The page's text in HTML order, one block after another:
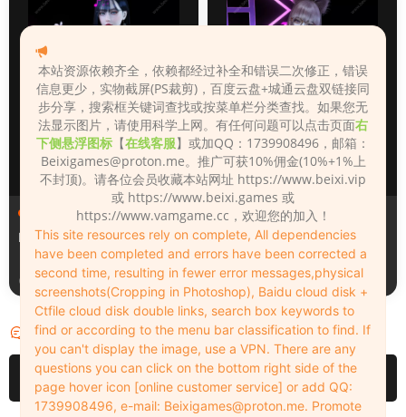
人物（Looks）
Monica_2_2_2
11小时前
人物（Looks）
Lizhen2025
1天前
评论 0
请先登录
本站资源依赖齐全，依赖都经过补全和错误二次修正，错误
信息更少，实物截屏(PS裁剪)，百度云盘+城通云盘双链接同
步分享，搜索框关键词查找或按菜单栏分类查找。如果您无
法显示图片，请使用科学上网。有任何问题可以点击页面右
下侧悬浮图标 【在线客服】或加QQ：1739908496，邮箱：
Beixigames@proton.me。推广可获10%佣金(10%+1%上
不封顶)。请各位会员收藏本站网址 https://www.beixi.vip
或 https://www.beixi.games 或
https://www.vamgame.cc，欢迎您的加入！
This site resources rely on complete, All dependencies
have been completed and errors have been corrected a
second time, resulting in fewer error messages,physical
screenshots(Cropping in Photoshop), Baidu cloud disk +
Ctfile cloud disk double links, search box keywords to
find or according to the menu bar classification to find. If
you can't display the image, use a VPN. There are any
questions you can click on the bottom right side of the
page hover icon [online customer service] or add QQ:
1739908496, e-mail: Beixigames@proton.me. Promote